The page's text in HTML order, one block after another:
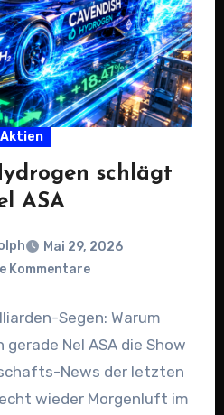
Aktien
schlägt
ASA
Mai 29, 2026
Kommentare
Segen: Warum
gerade Nel ASA die Show
News der letzten
wieder Morgenluft im